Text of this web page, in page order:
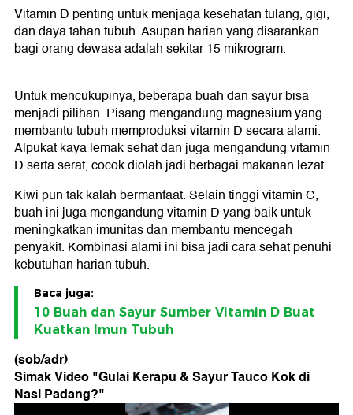
Vitamin D penting untuk menjaga kesehatan tulang, gigi,
dan daya tahan tubuh. Asupan harian yang disarankan
bagi orang dewasa adalah sekitar 15 mikrogram.
Untuk mencukupinya, beberapa buah dan sayur bisa
menjadi pilihan. Pisang mengandung magnesium yang
membantu tubuh memproduksi vitamin D secara alami.
Alpukat kaya lemak sehat dan juga mengandung vitamin
D serta serat, cocok diolah jadi berbagai makanan lezat.
Kiwi pun tak kalah bermanfaat. Selain tinggi vitamin C,
buah ini juga mengandung vitamin D yang baik untuk
meningkatkan imunitas dan membantu mencegah
penyakit. Kombinasi alami ini bisa jadi cara sehat penuhi
kebutuhan harian tubuh.
Baca juga:
10 Buah dan Sayur Sumber Vitamin D Buat
Kuatkan Imun Tubuh
(sob/adr)
Simak Video "Gulai Kerapu & Sayur Tauco Kok di
Nasi Padang?"